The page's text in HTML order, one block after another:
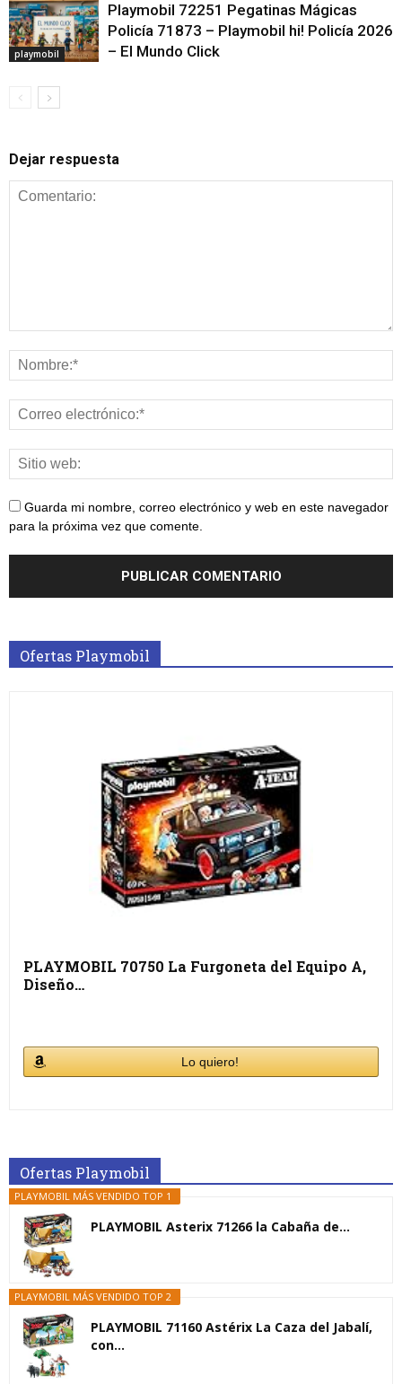
playmobil
Playmobil 72251 Pegatinas Mágicas
Policía 71873 – Playmobil hi! Policía 2026
– El Mundo Click
Dejar respuesta
Guarda mi nombre, correo electrónico y web en este navegador
para la próxima vez que comente.
Ofertas Playmobil
PLAYMOBIL 70750 La Furgoneta del Equipo A,
Diseño…
Lo quiero!
Ofertas Playmobil
PLAYMOBIL MÁS VENDIDO TOP 1
PLAYMOBIL Asterix 71266 la Cabaña de...
PLAYMOBIL MÁS VENDIDO TOP 2
PLAYMOBIL 71160 Astérix La Caza del Jabalí,
con...